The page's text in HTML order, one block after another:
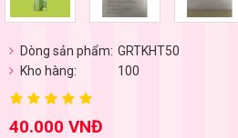
Dòng sản phẩm: GRTKHT50
Kho hàng:
100
40.000 VNĐ